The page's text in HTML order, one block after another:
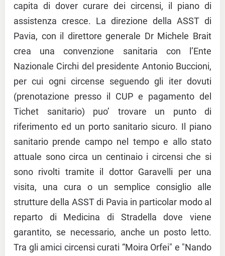
capita di dover curare dei circensi, il piano di
assistenza cresce. La direzione della ASST di
Pavia, con il direttore generale Dr Michele Brait
crea una convenzione sanitaria con l’Ente
Nazionale Circhi del presidente Antonio Buccioni,
per cui ogni circense seguendo gli iter dovuti
(prenotazione presso il CUP e pagamento del
Tichet sanitario) puo’ trovare un punto di
riferimento ed un porto sanitario sicuro. Il piano
sanitario prende campo nel tempo e allo stato
attuale sono circa un centinaio i circensi che si
sono rivolti tramite il dottor Garavelli per una
visita, una cura o un semplice consiglio alle
strutture della ASST di Pavia in particolar modo al
reparto di Medicina di Stradella dove viene
garantito, se necessario, anche un posto letto.
Tra gli amici circensi curati “Moira Orfei" e "Nando